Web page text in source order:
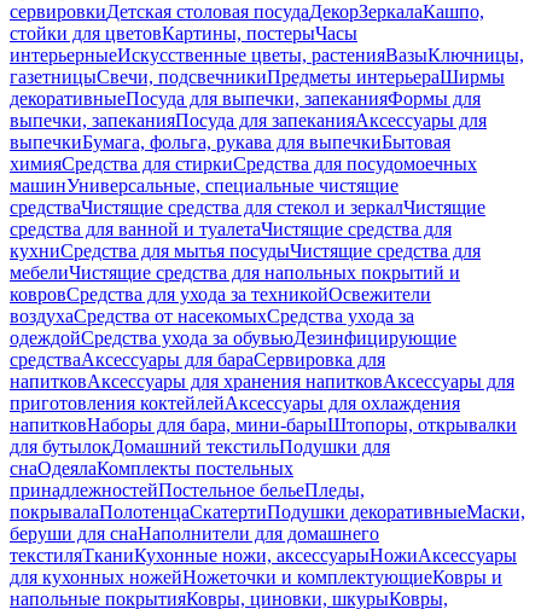
сервировкиДетская столовая посудаДекорЗеркалаКашпо,
стойки для цветовКартины, постерыЧасы
интерьерныеИскусственные цветы, растенияВазыКлючницы,
газетницыСвечи, подсвечникиПредметы интерьераШирмы
декоративныеПосуда для выпечки, запеканияФормы для
выпечки, запеканияПосуда для запеканияАксессуары для
выпечкиБумага, фольга, рукава для выпечкиБытовая
химияСредства для стиркиСредства для посудомоечных
машинУниверсальные, специальные чистящие
средстваЧистящие средства для стекол и зеркалЧистящие
средства для ванной и туалетаЧистящие средства для
кухниСредства для мытья посудыЧистящие средства для
мебелиЧистящие средства для напольных покрытий и
ковровСредства для ухода за техникойОсвежители
воздухаСредства от насекомыхСредства ухода за
одеждойСредства ухода за обувьюДезинфицирующие
средстваАксессуары для бараСервировка для
напитковАксессуары для хранения напитковАксессуары для
приготовления коктейлейАксессуары для охлаждения
напитковНаборы для бара, мини-барыШтопоры, открывалки
для бутылокДомашний текстильПодушки для
снаОдеялаКомплекты постельных
принадлежностейПостельное бельеПледы,
покрывалаПолотенцаСкатертиПодушки декоративныеМаски,
беруши для снаНаполнители для домашнего
текстиляТканиКухонные ножи, аксессуарыНожиАксессуары
для кухонных ножейНожеточки и комплектующиеКовры и
напольные покрытияКовры, циновки, шкурыКовры,